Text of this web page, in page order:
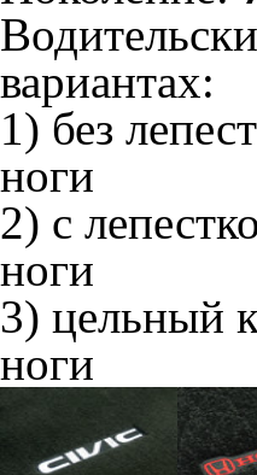
вариантах:
1) без
ноги
2) с
ноги
3) цельный
ноги